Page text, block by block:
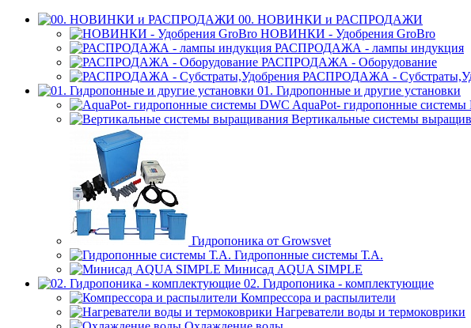
00. НОВИНКИ и РАСПРОДАЖИ
НОВИНКИ - Удобрения GroBro
РАСПРОДАЖА - лампы индукция
РАСПРОДАЖА - Оборудование
РАСПРОДАЖА -
01. Гидропонные и другие установки
AquaPot- гидропонные системы
Вертикальные системы
Гидропоника от Growsvet
Гидропонные системы Т.A.
Минисад AQUA SIMPLE
02. Гидропоника - комплектующие
Компрессора и распылители
Нагреватели воды и термоковрики